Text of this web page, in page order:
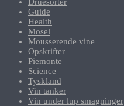
Guide
Health
Mosel
Mousserende vine
Opskrifter
Piemonte
Science
Tyskland
Vin tanker
Vin under lup smagninger